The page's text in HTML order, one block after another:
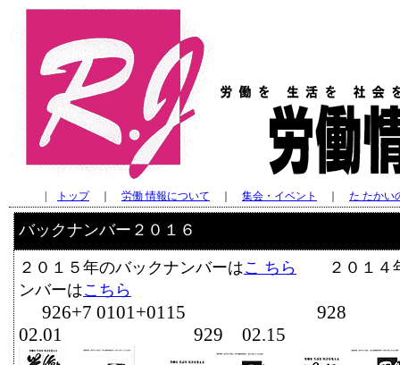
トップ｜ 労働 情報について 集会・イベント た たかい
バックナンバー２０１６
２０１５年のバックナンバーはこ ちら ２０１４
ンバーはこちら
926+7 0101+0115 928
02.01 929 02.15